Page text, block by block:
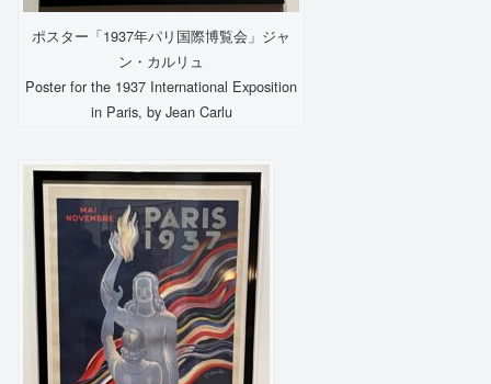
ポスター「1937年パリ国際博覧会」ジャ
ン・カルリュ
Poster for the 1937 International Exposition
in Paris, by Jean Carlu